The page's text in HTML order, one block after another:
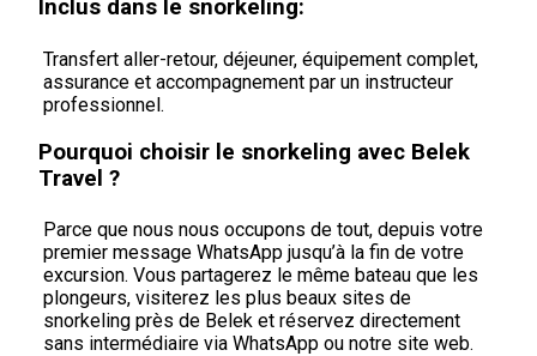
Inclus dans le snorkeling:
Transfert aller-retour, déjeuner, équipement complet,
assurance et accompagnement par un instructeur
professionnel.
Pourquoi choisir le snorkeling avec Belek
Travel ?
Parce que nous nous occupons de tout, depuis votre
premier message WhatsApp jusqu’à la fin de votre
excursion. Vous partagerez le même bateau que les
plongeurs, visiterez les plus beaux sites de
snorkeling près de Belek et réservez directement
sans intermédiaire via WhatsApp ou notre site web.